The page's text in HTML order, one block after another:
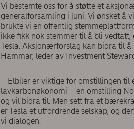
Vi bestemte oss for å støtte et
generalforsamling i juni. Vi ønsket å
brukte vi en offentlig
ikke fikk nok stemmer til å bli
Tesla. Aksjonærforslag kan bidra til
Hammar, leder av Investment
– Elbiler er viktige for omstillingen til
lavkarbonøkonomi – en omstilling
og vil bidra til. Men sett fra et
er Tesla et utfordrende selskap, og
vi dialogen.